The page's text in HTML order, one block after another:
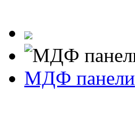
МДФ панели